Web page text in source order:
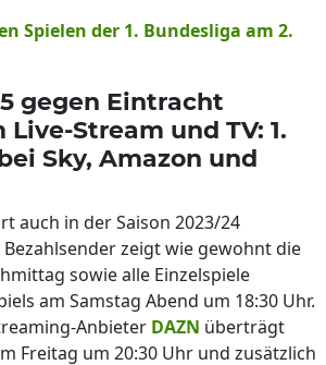
Spielen der 1. Bundesliga am 2.
gegen Eintracht
Stream und TV: 1.
Sky, Amazon und
auch in der Saison 2023/24
Bezahlsender zeigt wie gewohnt die
sowie alle Einzelspiele
am Samstag Abend um 18:30 Uhr.
Anbieter DAZN überträgt
Freitag um 20:30 Uhr und zusätzlich